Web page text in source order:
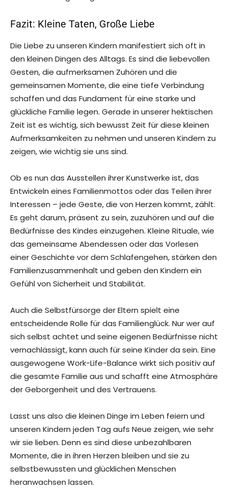
Fazit: Kleine Taten, Große Liebe
Die Liebe zu unseren Kindern manifestiert sich oft in
den kleinen Dingen des Alltags. Es sind die liebevollen
Gesten, die aufmerksamen Zuhören und die
gemeinsamen Momente, die eine tiefe Verbindung
schaffen und das Fundament für eine starke und
glückliche Familie legen. Gerade in unserer hektischen
Zeit ist es wichtig, sich bewusst Zeit für diese kleinen
Aufmerksamkeiten zu nehmen und unseren Kindern zu
zeigen, wie wichtig sie uns sind.
Ob es nun das Ausstellen ihrer Kunstwerke ist, das
Entwickeln eines Familienmottos oder das Teilen ihrer
Interessen – jede Geste, die von Herzen kommt, zählt.
Es geht darum, präsent zu sein, zuzuhören und auf die
Bedürfnisse des Kindes einzugehen. Kleine Rituale, wie
das gemeinsame Abendessen oder das Vorlesen
einer Geschichte vor dem Schlafengehen, stärken den
Familienzusammenhalt und geben den Kindern ein
Gefühl von Sicherheit und Stabilität.
Auch die Selbstfürsorge der Eltern spielt eine
entscheidende Rolle für das Familienglück. Nur wer auf
sich selbst achtet und seine eigenen Bedürfnisse nicht
vernachlässigt, kann auch für seine Kinder da sein. Eine
ausgewogene Work-Life-Balance wirkt sich positiv auf
die gesamte Familie aus und schafft eine Atmosphäre
der Geborgenheit und des Vertrauens.
Lasst uns also die kleinen Dinge im Leben feiern und
unseren Kindern jeden Tag aufs Neue zeigen, wie sehr
wir sie lieben. Denn es sind diese unbezahlbaren
Momente, die in ihren Herzen bleiben und sie zu
selbstbewussten und glücklichen Menschen
heranwachsen lassen.